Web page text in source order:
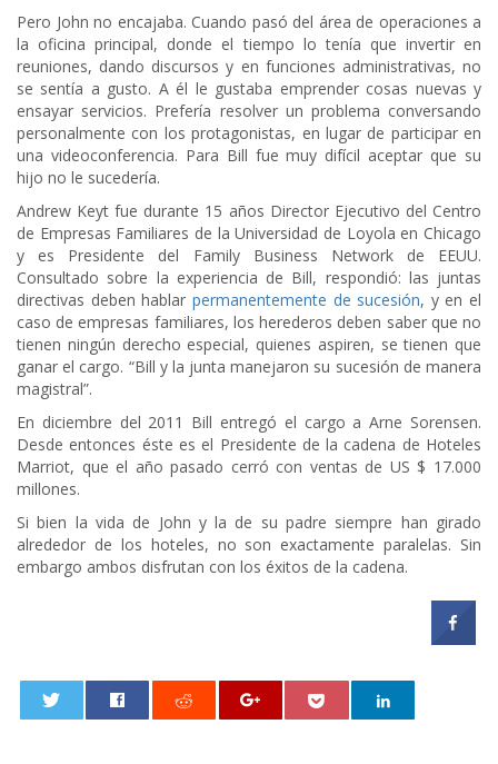
Pero John no encajaba. Cuando pasó del área de operaciones a
la oficina principal, donde el tiempo lo tenía que invertir en
reuniones, dando discursos y en funciones administrativas, no
se sentía a gusto. A él le gustaba emprender cosas nuevas y
ensayar servicios. Prefería resolver un problema conversando
personalmente con los protagonistas, en lugar de participar en
una videoconferencia. Para Bill fue muy difícil aceptar que su
hijo no le sucedería.
Andrew Keyt fue durante 15 años Director Ejecutivo del Centro
de Empresas Familiares de la Universidad de Loyola en Chicago
y es Presidente del Family Business Network de EEUU.
Consultado sobre la experiencia de Bill, respondió: las juntas
directivas deben hablar permanentemente de sucesión, y en el
caso de empresas familiares, los herederos deben saber que no
tienen ningún derecho especial, quienes aspiren, se tienen que
ganar el cargo. “Bill y la junta manejaron su sucesión de manera
magistral”.
En diciembre del 2011 Bill entregó el cargo a Arne Sorensen.
Desde entonces éste es el Presidente de la cadena de Hoteles
Marriot, que el año pasado cerró con ventas de US $ 17.000
millones.
Si bien la vida de John y la de su padre siempre han girado
alrededor de los hoteles, no son exactamente paralelas. Sin
embargo ambos disfrutan con los éxitos de la cadena.